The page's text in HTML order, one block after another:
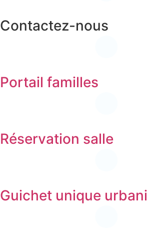
Contactez-nous
Portail familles
Réservation salle
Guichet unique